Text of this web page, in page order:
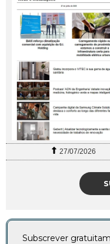
27/07/2026
Subscrever